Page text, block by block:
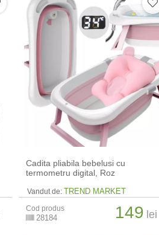
Cadita pliabila bebelusi cu
termometru digital, Roz
Vandut de: TREND MARKET
Cod produs
28184 149 lei